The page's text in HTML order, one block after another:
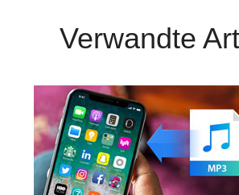
Verwandte